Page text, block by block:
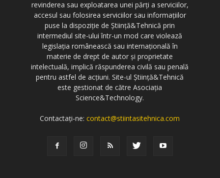
revinderea sau exploatarea unei părți a serviciilor,
accesul sau folosirea serviciilor sau informațiilor
puse la dispoziție de Știință&Tehnică prin
intermediul site-ului într-un mod care violează
legislația românească sau internațională în
materie de drept de autor și proprietate
intelectuală, implică răspunderea civilă sau penală
pentru astfel de acțiuni. Site-ul Știință&Tehnică
este gestionat de către Asociația
Science&Technology.
Contactați-ne:contact@stiintasitehnica.com